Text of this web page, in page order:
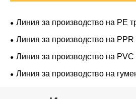
Линия за производство на PE
Линия за производство на PPR
Линия за производство на PVC
Линия за производство на